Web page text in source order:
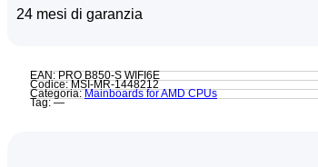
24 mesi di garanzia
EAN: PRO B850-S WIFI6E
Codice: MSI-MR-1448212
Categoria:Mainboards for AMD CPUs
Tag: —